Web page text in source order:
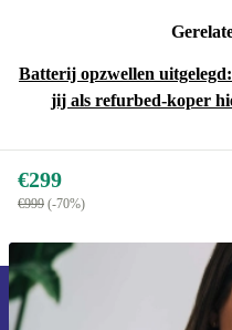
Batterij opzwellen
jij als refurbed-koper
€299
€999 (-70%)
Meld je